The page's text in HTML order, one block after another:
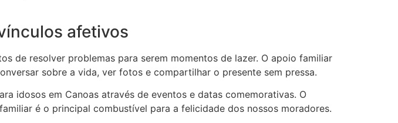
afetivos
de resolver problemas para serem momentos de lazer. O apoio familiar
sobre a vida, ver fotos e compartilhar o presente sem pressa.
idosos em Canoas através de eventos e datas comemorativas. O
é o principal combustível para a felicidade dos nossos moradores.